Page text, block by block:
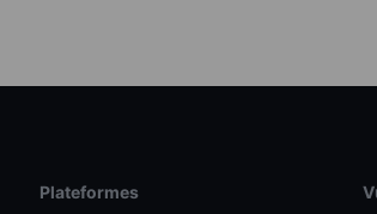
Plateformes